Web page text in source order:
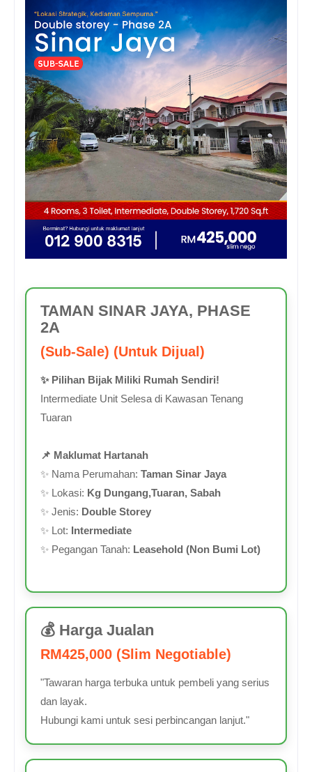
TAMAN SINAR JAYA, PHASE
2A
(Sub-Sale) (Untuk Dijual)
✨ Pilihan Bijak Miliki Rumah Sendiri!
Intermediate Unit Selesa di Kawasan Tenang
Tuaran
📌 Maklumat Hartanah
✨ Nama Perumahan: Taman Sinar Jaya
✨ Lokasi: Kg Dungang,Tuaran, Sabah
✨ Jenis: Double Storey
✨ Lot: Intermediate
✨ Pegangan Tanah: Leasehold (Non Bumi Lot)
💰 Harga Jualan
RM425,000 (Slim Negotiable)
"Tawaran harga terbuka untuk pembeli yang serius
dan layak.
Hubungi kami untuk sesi perbincangan lanjut."